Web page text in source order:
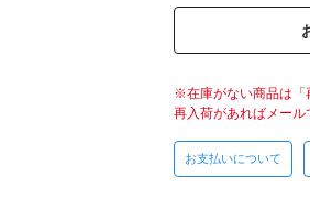
在庫がない商品は
再入荷があればメー
お支払いについて